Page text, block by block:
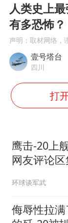
人类史上
有多恐怖？
声明：取材网络，
壹号塔台
四川
打
鹰击-20上
网友评论
们多希望
己船上
环球谈军武
侮辱性拉